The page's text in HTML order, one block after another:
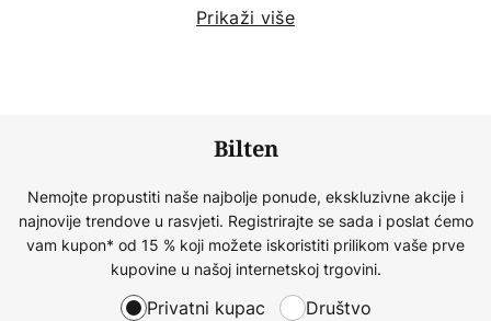
Prikaži više
Bilten
Nemojte propustiti naše najbolje ponude, ekskluzivne akcije i
najnovije trendove u rasvjeti. Registrirajte se sada i poslat ćemo
vam kupon* od 15 % koji možete iskoristiti prilikom vaše prve
kupovine u našoj internetskoj trgovini.
Privatni kupac Društvo